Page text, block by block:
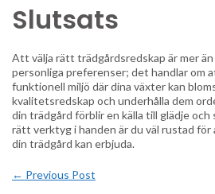
Slutsats
Att välja rätt trädgårdsredskap är mer än
personliga preferenser; det handlar om
funktionell miljö där dina växter kan
kvalitetsredskap och underhålla dem
din trädgård förblir en källa till glädje
rätt verktyg i handen är du väl rustad
din trädgård kan erbjuda.
← Previous Post